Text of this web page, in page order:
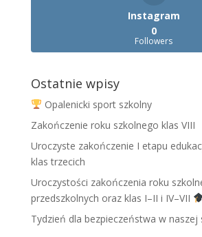
Instagram
0
Followers
Ostatnie wpisy
Opalenicki sport szkolny
Zakończenie roku szkolnego klas VIII
Uroczyste zakończenie I etapu
klas trzecich
Uroczystości zakończenia roku
przedszkolnych oraz klas I–II i IV–VII
Tydzień dla bezpieczeństwa w naszej